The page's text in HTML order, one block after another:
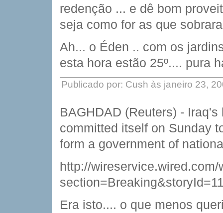
redenção ... e dê bom
seja como for as que
Ah... o Éden .. com os
esta hora estão 25º.... pura
Publicado por: Cush às janeiro 23,
BAGHDAD (Reuters) -
committed itself on Sunday
form a government of
http://wireservice.wired.com/
Era isto.... o que menos